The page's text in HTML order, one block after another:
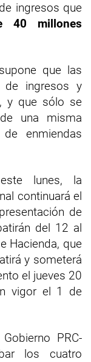
ingresos que
40 millones
que las
de ingresos y
y que sólo se
una misma
enmiendas
lunes, la
continuará el
de
del 12 al
Hacienda, que
y someterá
el jueves 20
vigor el 1 de
PRC-
los cuatro